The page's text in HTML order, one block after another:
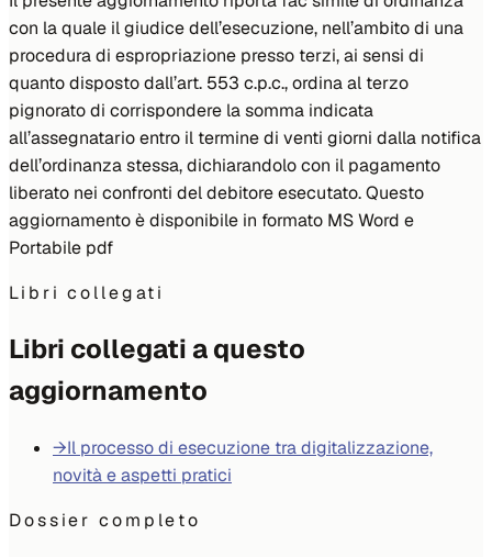
con la quale il giudice dell’esecuzione, nell’ambito di una
procedura di espropriazione presso terzi, ai sensi di
quanto disposto dall’art. 553 c.p.c., ordina al terzo
pignorato di corrispondere la somma indicata
all’assegnatario entro il termine di venti giorni dalla notifica
dell’ordinanza stessa, dichiarandolo con il pagamento
liberato nei confronti del debitore esecutato. Questo
aggiornamento è disponibile in formato MS Word e
Portabile pdf
Libri collegati
Libri collegati a questo
aggiornamento
→Il processo di esecuzione tra digitalizzazione,
novità e aspetti pratici
Dossier completo